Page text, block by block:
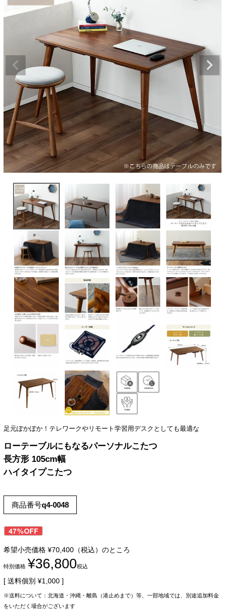
足元ぽかぽか！テレワークやリモート学習用デスクとしても最適な
ローテーブルにもなるパーソナルこたつ
長方形 105cm幅
ハイタイプこたつ
商品番号q4-0048
希望小売価格 ¥70,400 （税込）のところ
特別価格 ¥36,800税込
送料個別 ¥1,000
※送料について：北海道・沖縄・離島（港止めまで）等、一部地域では、別途追加料金
をいただく場合がございます